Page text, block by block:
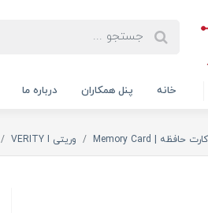
خانه پنل همکاران درباره ما
کارت حافظه | Memory Card وریتی VERITY I